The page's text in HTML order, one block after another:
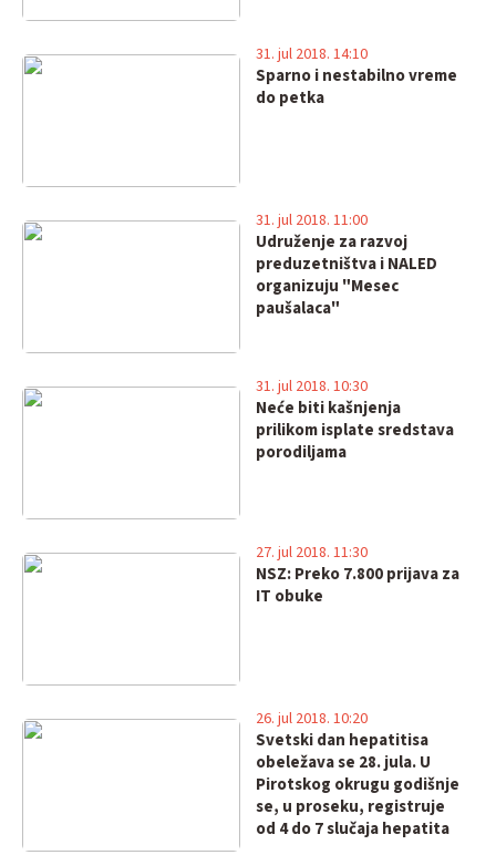
Sparno i nestabilno vreme
do petka
31. jul 2018. 14:10
Udruženje za razvoj
preduzetništva i NALED
organizuju "Mesec
paušalaca"
31. jul 2018. 11:00
Neće biti kašnjenja
prilikom isplate sredstava
porodiljama
31. jul 2018. 10:30
NSZ: Preko 7.800 prijava za
IT obuke
27. jul 2018. 11:30
Svetski dan hepatitisa
obeležava se 28. jula. U
Pirotskog okrugu godišnje
se, u proseku, registruje
od 4 do 7 slučaja hepatita
26. jul 2018. 10:20